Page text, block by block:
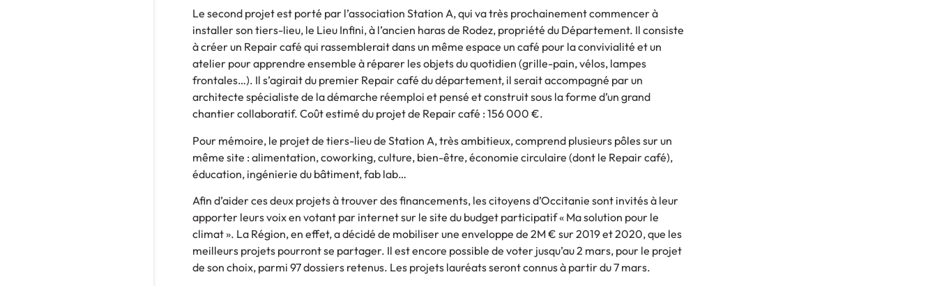
Le second projet est porté par l’association Station A, qui va très prochainement commencer à
installer son tiers-lieu, le Lieu Infini, à l’ancien haras de Rodez, propriété du Département. Il consiste
à créer un Repair café qui rassemblerait dans un même espace un café pour la convivialité et un
atelier pour apprendre ensemble à réparer les objets du quotidien (grille-pain, vélos, lampes
frontales…). Il s’agirait du premier Repair café du département, il serait accompagné par un
architecte spécialiste de la démarche réemploi et pensé et construit sous la forme d’un grand
chantier collaboratif. Coût estimé du projet de Repair café : 156 000 €.
Pour mémoire, le projet de tiers-lieu de Station A, très ambitieux, comprend plusieurs pôles sur un
même site : alimentation, coworking, culture, bien-être, économie circulaire (dont le Repair café),
éducation, ingénierie du bâtiment, fab lab…
Afin d’aider ces deux projets à trouver des financements, les citoyens d’Occitanie sont invités à leur
apporter leurs voix en votant par internet sur le site du budget participatif « Ma solution pour le
climat ». La Région, en effet, a décidé de mobiliser une enveloppe de 2M € sur 2019 et 2020, que les
meilleurs projets pourront se partager. Il est encore possible de voter jusqu’au 2 mars, pour le projet
de son choix, parmi 97 dossiers retenus. Les projets lauréats seront connus à partir du 7 mars.